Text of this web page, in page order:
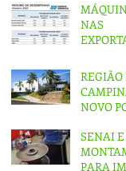
NAS
REGIÃO
NOVO
PAÍS
SENAI E
PARA